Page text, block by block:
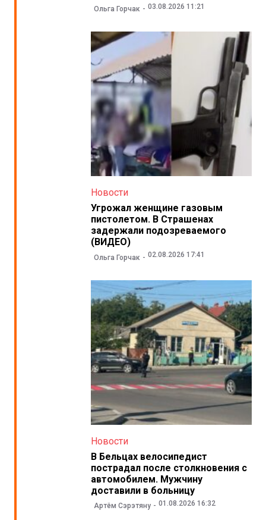
Ольга Горчак 03.08.2026 11:21
Новости
Угрожал женщине газовым
пистолетом. В Страшенах
задержали подозреваемого
(ВИДЕО)
Ольга Горчак 02.08.2026 17:41
Новости
В Бельцах велосипедист
пострадал после столкновения с
автомобилем. Мужчину
доставили в больницу
Артём Сэрэтяну 01.08.2026 16:32